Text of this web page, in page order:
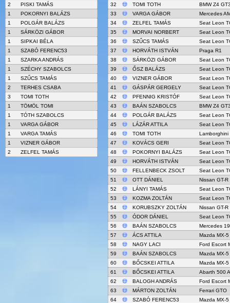
2
PISKI TAMÁS
1
POKORNYI BALÁZS
1
POLGÁR BALÁZS
1
SÁRKÖZI GÁBOR
1
SIPKAI BÉLA
1
SZABÓ FERENC53
1
SZARKA ANDRÁS
1
SZÉCHY SZABOLCS
1
SZŰCS TAMÁS
2
TERHES CSABA
3
TOMI TOTH
1
TÖMÖL TOMI
1
TÓTH SZABOLCS
1
VARGA GÁBOR
1
VARGA TAMÁS
1
VIZNER GÁBOR
2
ZELFEL TAMÁS
32
TOMI TOTH
BMW Z4
33
VARGA GÁBOR
Mercedes
34
ZELFEL TAMÁS
Seat Leon
35
MORVAI NORBERT
Seat Leon
36
SZŰCS TAMÁS
Seat Leon
37
HORVÁTH ISTVÁN
Praga R1
38
SÁRKÖZI GÁBOR
Seat Leon
39
ŐSZ BALÁZS
Seat Leon
40
VIZNER GÁBOR
Seat Leon
41
GÁSPÁR GERGELY
Seat Leon
42
PFENNIG KRISTÓF
Seat Leon
43
BAÁN SZABOLCS
BMW Z4
44
POLGÁR BALÁZS
Seat Leon
45
LÁZÁR ATTILA
Seat Leon
46
TOMI TOTH
Lamborghini
47
KOVÁCS GERI
Seat Leon
48
POKORNYI BALÁZS
Seat Leon
49
HORVÁTH ISTVÁN
Seat Leon
50
FELLENBECK ZSOLT
Seat Leon
51
OTT DÁNIEL
Nissan GT-R
52
LÁNYI TAMÁS
Seat Leon
53
KOZMA ZOLTÁN
Seat Leon
54
KORUBSZKY ZOLTÁN
Nissan GT-R
55
ÓDOR DÁNIEL
Seat Leon
56
BAÁN SZABOLCS
Mercedes
57
ÁCS ATTILA
Mazda MX-5
58
NAGY LACI
Ford Escort
59
BAÁN SZABOLCS
Mazda MX-5
60
BŐCSKEI ATTILA
Mazda MX-5
61
BŐCSKEI ATTILA
Abarth 500
62
BALOGH ANDRÁS
Ford Escort
63
MÁRTON ZOLTÁN
Ferrari GTO
64
SZABÓ FERENC53
Mazda MX-5